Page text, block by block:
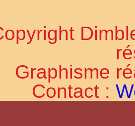
Graphisme
Contact :